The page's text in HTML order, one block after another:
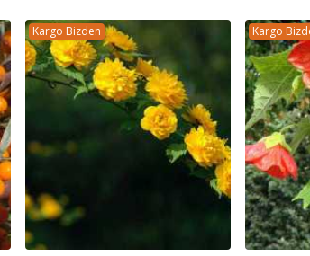
görseller sunarlar ayrıca çit
3 m.'ye kadar taç çapı yapabilen, boylu
dizilişlidir. Yeni sürgünler alev kırmızısı
kurullar halindedir. Meyeler küçük ve
düzenlemelerinde ilkbahardaki
ve perdeleme amaçlı olarakta tercih
fraseri 'Red Robin'alev ağacı
ağacı fiyat,alev ağacı fidanı,alev ağacı
bitkisi,alev çalısı fiyatları,alev çalısı,alev
Kargo Bizden Kargo